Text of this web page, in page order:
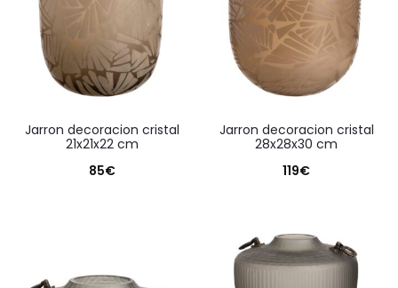
jarron decoracion cristal
21x21x22 cm
85€
jarron decoracion cristal
28x28x30 cm
119€